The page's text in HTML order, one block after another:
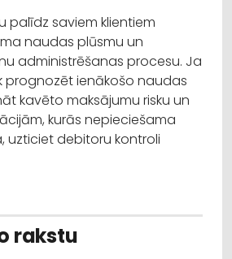
palīdz saviem klientiem
naudas plūsmu un
administrēšanas procesu. Ja
prognozēt ienākošo naudas
kavēto maksājumu risku un
kurās nepieciešama
uzticiet debitoru kontroli
rakstu